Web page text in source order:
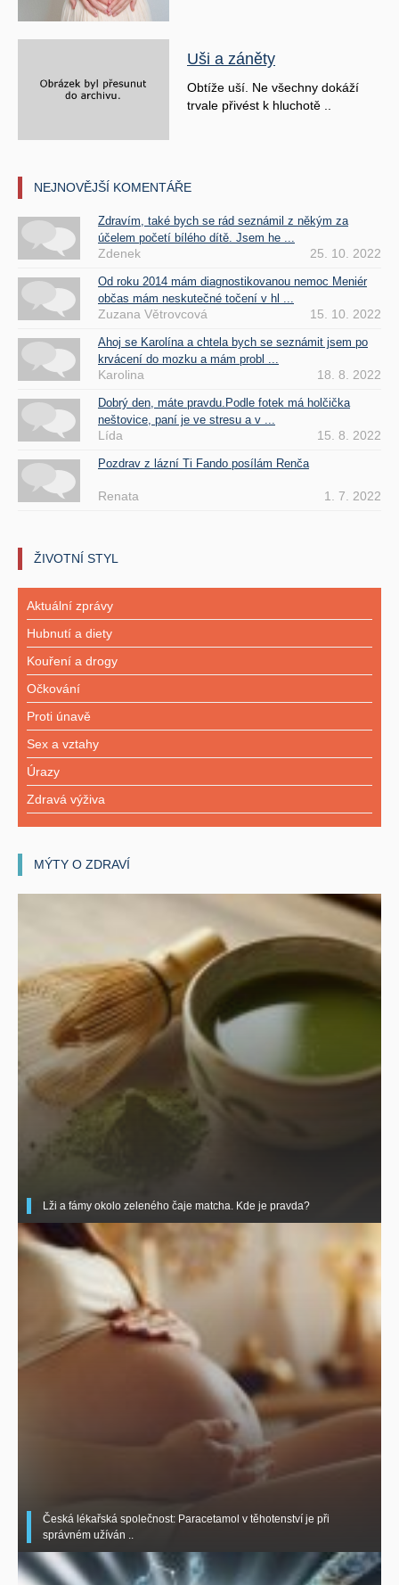
Uši a záněty
Obtíže uší. Ne všechny dokáží
trvale přivést k hluchotě ..
NEJNOVĚJŠÍ KOMENTÁŘE
Zdravím, také bych se rád seznámil z někým za
účelem početí bílého dítě. Jsem he ...
Zdenek 25. 10. 2022
Od roku 2014 mám diagnostikovanou nemoc Meniér
občas mám neskutečné točení v hl ...
Zuzana Větrovcová 15. 10. 2022
Ahoj se Karolína a chtela bych se seznámit jsem po
krvácení do mozku a mám probl ...
Karolina 18. 8. 2022
Dobrý den, máte pravdu.Podle fotek má holčička
neštovice, paní je ve stresu a v ...
Lída 15. 8. 2022
Pozdrav z lázní Ti Fando posílám Renča
Renata 1. 7. 2022
ŽIVOTNÍ STYL
Aktuální zprávy
Hubnutí a diety
Kouření a drogy
Očkování
Proti únavě
Sex a vztahy
Úrazy
Zdravá výživa
MÝTY O ZDRAVÍ
Lži a fámy okolo zeleného čaje matcha. Kde je pravda?
Česká lékařská společnost: Paracetamol v těhotenství je při
správném užíván ..